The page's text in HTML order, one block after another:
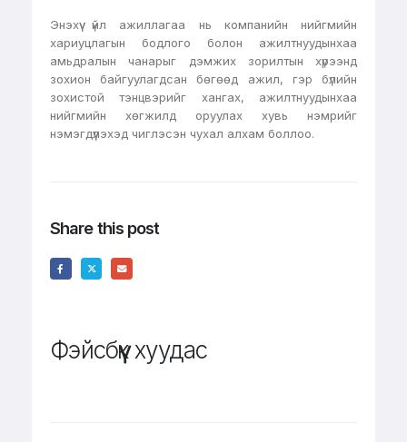
Энэхүү үйл ажиллагаа нь компанийн нийгмийн
хариуцлагын бодлого болон ажилтнуудынхаа
амьдралын чанарыг дэмжих зорилтын хүрээнд
зохион байгуулагдсан бөгөөд ажил, гэр бүлийн
зохистой тэнцвэрийг хангах, ажилтнуудынхаа
нийгмийн хөгжилд оруулах хувь нэмрийг
нэмэгдүүлэхэд чиглэсэн чухал алхам боллоо.
Share this post
Фэйсбүүк хуудас